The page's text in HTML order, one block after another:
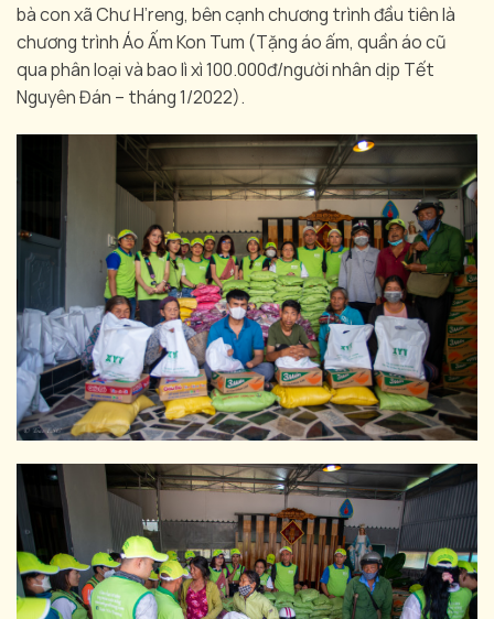
bà con xã Chư H’reng, bên cạnh chương trình đầu tiên là
chương trình Áo Ấm Kon Tum (Tặng áo ấm, quần áo cũ
qua phân loại và bao lì xì 100.000đ/người nhân dịp Tết
Nguyên Đán – tháng 1/2022).